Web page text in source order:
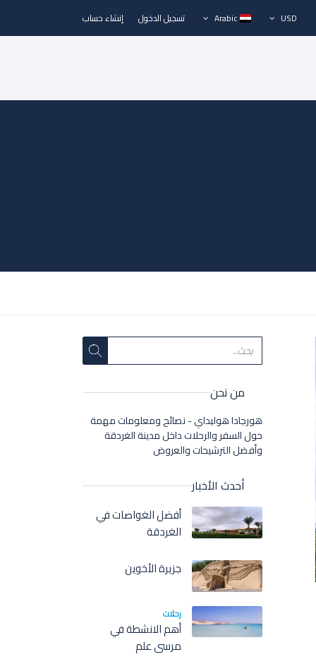
USD تسجيل الدخول إنشاء حساب
من نحن
هورجادا هوليداي - نصائح ومعلومات مهمة
حول السفر والرحلات داخل مدينة الغردقة
وأفضل الترشيحات والعروض
أحدث الأخبار
أفضل الغواصات في
الغردقة
جزيرة الأخوين
رحلات
أهم الانشطة في
مرسى علم